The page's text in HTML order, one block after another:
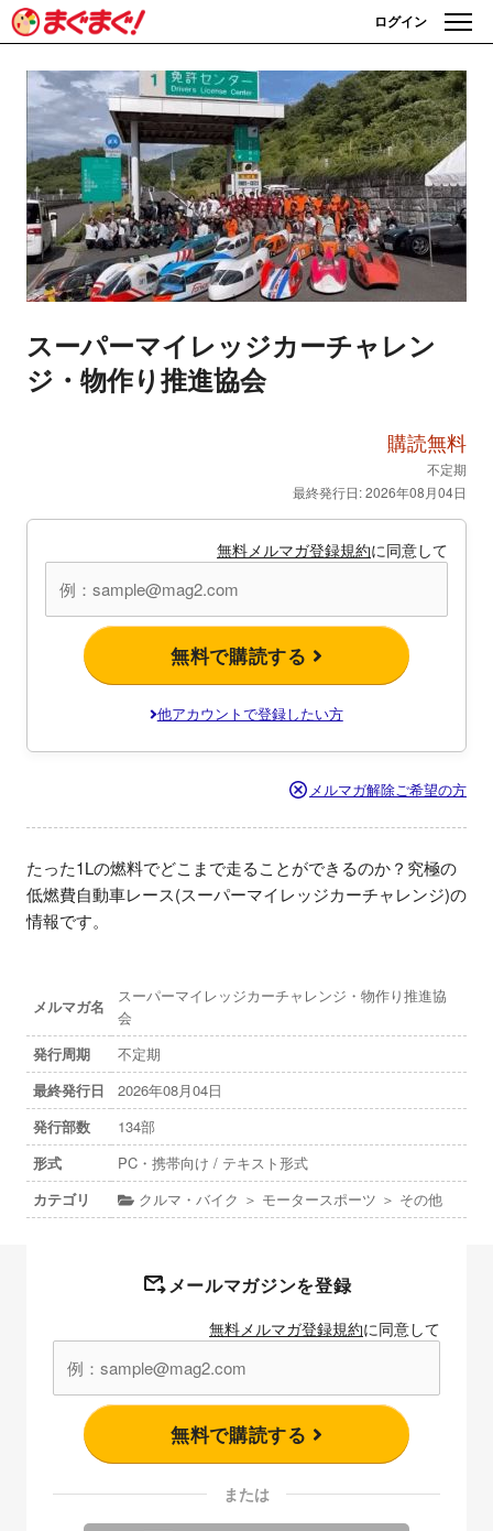
ログイン
スーパーマイレッジカーチャレン
ジ・物作り推進協会
購読無料
不定期
最終発行日: 2026年08月04日
無料メルマガ登録規約に同意して
無料で購読する
他アカウントで登録したい方
メルマガ解除ご希望の方
たった1Lの燃料でどこまで走ることができるのか？究極の
低燃費自動車レース(スーパーマイレッジカーチャレンジ)の
情報です。
メルマガ名
スーパーマイレッジカーチャレンジ・物作り推進協
会
発行周期
不定期
最終発行日
2026年08月04日
発行部数
134部
形式
PC・携帯向け / テキスト形式
カテゴリ
クルマ・バイク ＞ モータースポーツ ＞ その他
メールマガジンを登録
無料メルマガ登録規約に同意して
無料で購読する
または